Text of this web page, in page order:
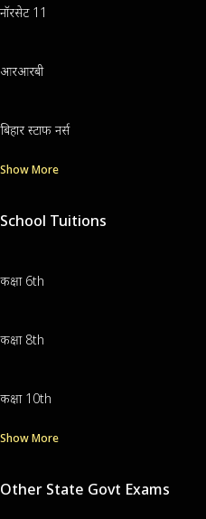
नॉरसेट 11
आरआरबी
बिहार स्टाफ नर्स
Show More
School Tuitions
कक्षा 6th
कक्षा 8th
कक्षा 10th
Show More
Other State Govt Exams